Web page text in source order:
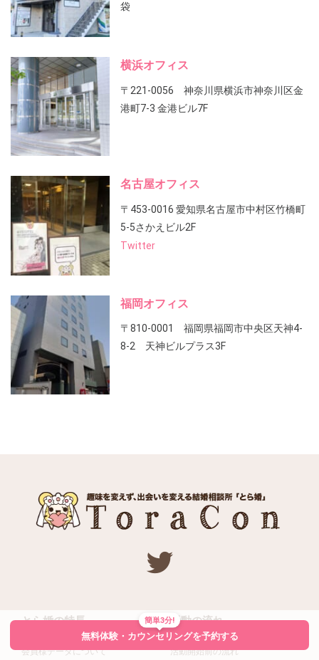
袋
横浜オフィス
〒221-0056 神奈川県横浜市神奈川区金
港町7-3 金港ビル7F
名古屋オフィス
〒453-0016 愛知県名古屋市中村区竹橋町
5-5さかえビル2F
Twitter
福岡オフィス
〒810-0001 福岡県福岡市中央区天神4-
8-2 天神ビルプラス3F
とら婚の特長
会員様データについて
活動の流れ
活動開始前の流れ
簡単3分!
無料体験・カウンセリングを予約する